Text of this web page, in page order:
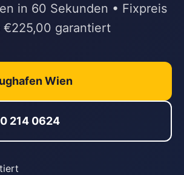
in 60 Sekunden • Fixpreis
€225,00 garantiert
Wien
214 0624